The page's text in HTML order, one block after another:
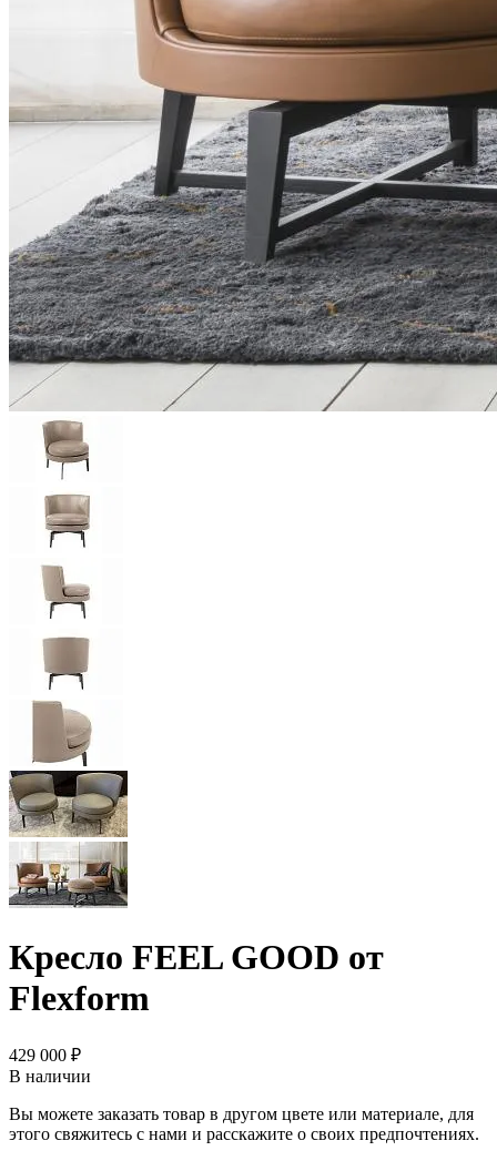
Кресло FEEL GOOD от
Flexform
429 000 ₽
В наличии
Вы можете заказать товар в другом цвете или материале, для
этого свяжитесь с нами и расскажите о своих предпочтениях.